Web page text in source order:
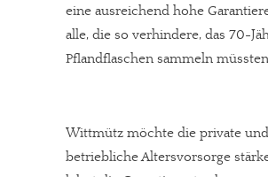
eine ausreichend hohe
alle, die so verhindere, das 70-
Pflandflaschen sammeln
Wittmütz möchte die private und
betriebliche Altersvorsorge